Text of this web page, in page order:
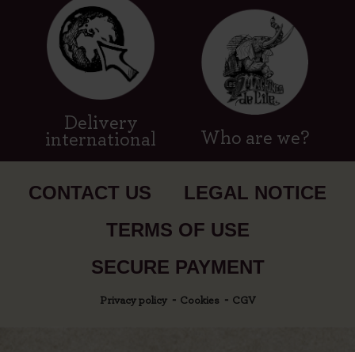
Delivery
international
Who are we?
CONTACT US
LEGAL NOTICE
TERMS OF USE
SECURE PAYMENT
Privacy policy Cookies CGV